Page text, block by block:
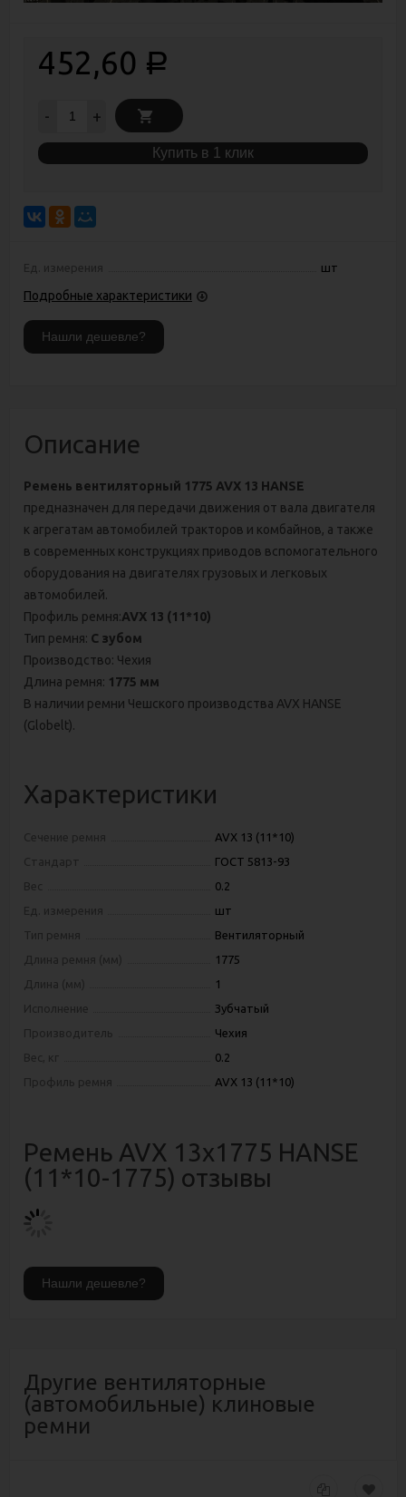
452,60 Р
- +
Купить в 1 клик
Ед. измерения шт
Подробные характеристики
Описание
Ремень вентиляторный 1775 AVX 13 HANSE
предназначен для передачи движения от вала двигателя
к агрегатам автомобилей тракторов и комбайнов, а также
в современных конструкциях приводов вспомогательного
оборудования на двигателях грузовых и легковых
автомобилей.
Профиль ремня:AVX 13 (11*10)
Тип ремня: С зубом
Производство: Чехия
Длина ремня: 1775 мм
В наличии ремни Чешского производства AVX HANSE
(Globelt).
Характеристики
Сечение ремня
AVX 13 (11*10)
Стандарт
ГОСТ 5813-93
Вес
0.2
Ед. измерения
шт
Тип ремня
Вентиляторный
Длина ремня (мм)
1775
Длина (мм)
1
Исполнение
Зубчатый
Производитель
Чехия
Вес, кг
0.2
Профиль ремня
AVX 13 (11*10)
Ремень AVX 13х1775 HANSE
(11*10-1775) отзывы
Другие вентиляторные
(автомобильные) клиновые
ремни